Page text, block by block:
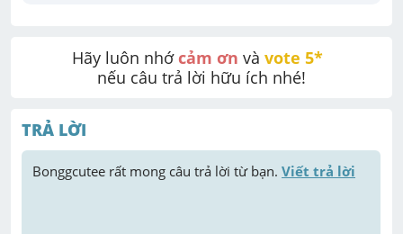
Hãy luôn nhớ cảm ơn và vote 5*
nếu câu trả lời hữu ích nhé!
TRẢ LỜI
Bonggcutee rất mong câu trả lời từ bạn. Viết trả lời